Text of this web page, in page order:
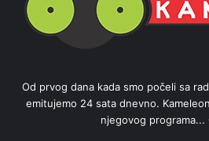
Od prvog dana kada smo počeli sa
emitujemo 24 sata dnevno.
njegovog programa...